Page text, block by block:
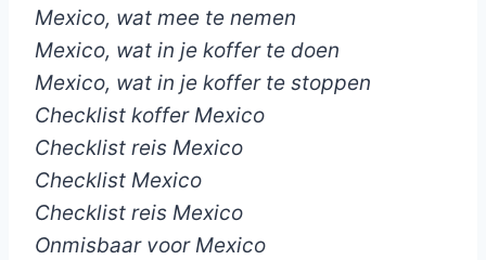
Mexico, wat mee te nemen
Mexico, wat in je koffer te doen
Mexico, wat in je koffer te stoppen
Checklist koffer Mexico
Checklist reis Mexico
Checklist Mexico
Checklist reis Mexico
Onmisbaar voor Mexico